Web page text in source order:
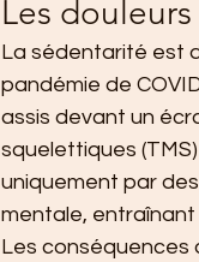
Les
La sédentarité est
pandémie de
assis devant un
squelettiques
uniquement par
mentale,
Les conséquences